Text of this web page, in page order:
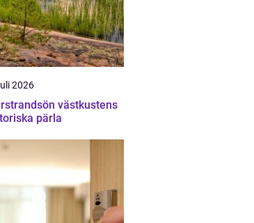
2026
västkustens
pärla